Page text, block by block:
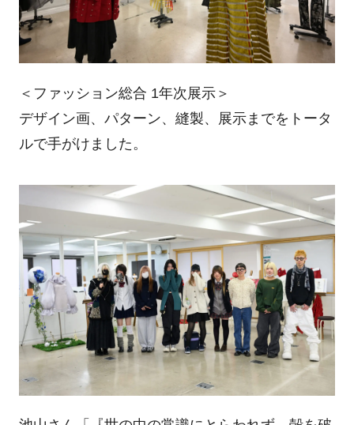
＜ファッション総合 1年次展示＞
デザイン画、パターン、縫製、展示までをトータ
ルで手がけました。